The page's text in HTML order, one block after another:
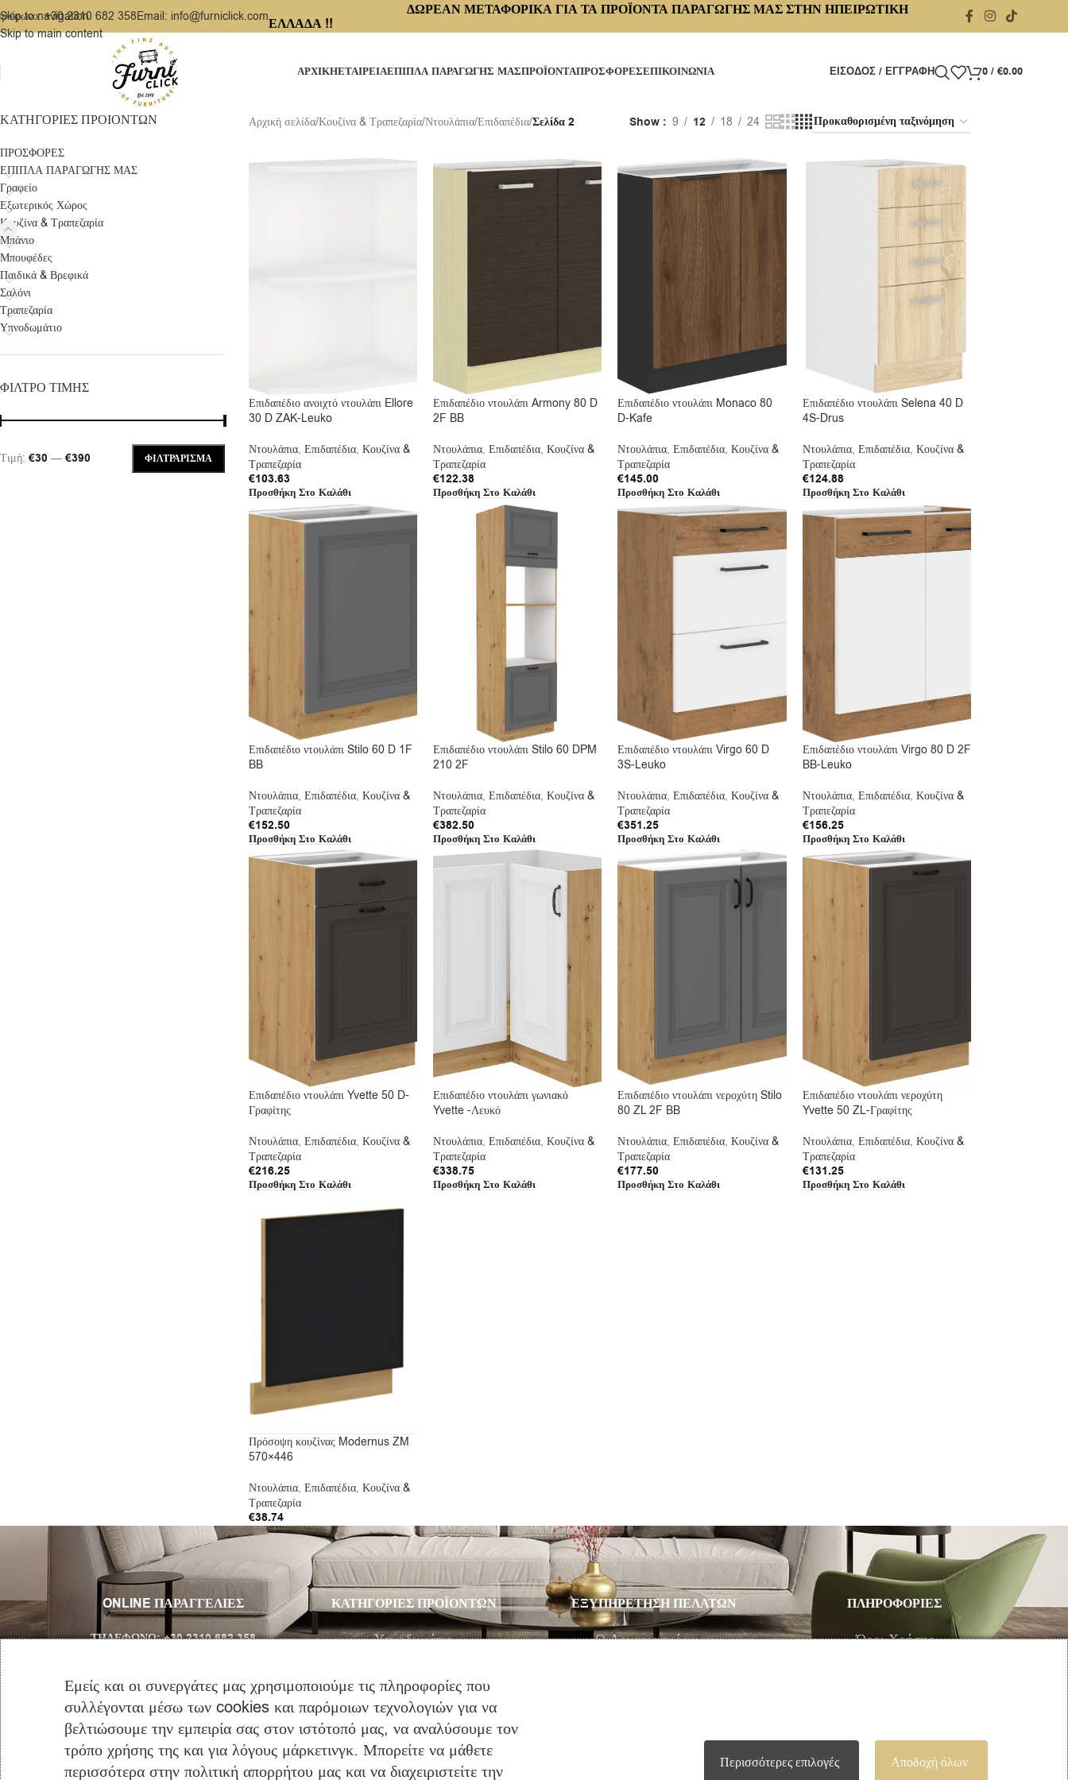
Skip to navigation
Skip to main content
+30 2310 682 358Email: info@furniclick.com
ΔΩΡΕΑΝ ΜΕΤΑΦΟΡΙΚΑ ΓΙΑ ΤΑ ΠΡΟΪΟΝΤΑ ΠΑΡΑΓΩΓΗΣ ΜΑΣ ΣΤΗΝ ΗΠΕΙΡΩΤΙΚΗ
ΕΛΛΑΔΑ !!
ΑΡΧΙΚΗΕΤΑΙΡΕΙΑΕΠΙΠΛΑ ΠΑΡΑΓΩΓΗΣ ΜΑΣΠΡΟΪΟΝΤΑΠΡΟΣΦΟΡΕΣΕΠΙΚΟΙΝΩΝΙΑ ΕΊΣΟΔΟΣ / ΕΓΓΡΑΦΉ 0 / €0.00
ΚΑΤΗΓΟΡΙΕΣ ΠΡΟΙΟΝΤΩΝ
ΠΡΟΣΦΟΡΕΣ
ΕΠΙΠΛΑ ΠΑΡΑΓΩΓΗΣ ΜΑΣ
Γραφείο
Εξωτερικός Χώρος
Κουζίνα & Τραπεζαρία
Μπάνιο
Μπουφέδες
Παιδικά & Βρεφικά
Σαλόνι
Τραπεζαρία
Υπνοδωμάτιο
ΦΙΛΤΡΟ ΤΙΜΗΣ
ΦΙΛΤΡΆΡΙΣΜΑ
Τιμή: €30 — €390
Αρχική σελίδα/Κουζίνα & Τραπεζαρία/Ντουλάπια/Επιδαπέδια/Σελίδα 2 Show 9 12 18 24
Επιδαπέδιο ανοιχτό ντουλάπι Ellore
30 D ZAK-Leuko
Ντουλάπια, Επιδαπέδια, Κουζίνα &
Τραπεζαρία
€103.63
Προσθήκη Στο Καλάθι
Επιδαπέδιο ντουλάπι Armony 80 D
2F BB
Ντουλάπια, Επιδαπέδια, Κουζίνα &
Τραπεζαρία
€122.38
Προσθήκη Στο Καλάθι
Επιδαπέδιο ντουλάπι Monaco 80
D-Kafe
Ντουλάπια, Επιδαπέδια, Κουζίνα &
Τραπεζαρία
€145.00
Προσθήκη Στο Καλάθι
Επιδαπέδιο ντουλάπι Selena 40 D
4S-Drus
Ντουλάπια, Επιδαπέδια, Κουζίνα &
Τραπεζαρία
€124.88
Προσθήκη Στο Καλάθι
Επιδαπέδιο ντουλάπι Stilo 60 D 1F
BB
Ντουλάπια, Επιδαπέδια, Κουζίνα &
Τραπεζαρία
€152.50
Προσθήκη Στο Καλάθι
Επιδαπέδιο ντουλάπι Stilo 60 DPM
210 2F
Ντουλάπια, Επιδαπέδια, Κουζίνα &
Τραπεζαρία
€382.50
Προσθήκη Στο Καλάθι
Επιδαπέδιο ντουλάπι Virgo 60 D
3S-Leuko
Ντουλάπια, Επιδαπέδια, Κουζίνα &
Τραπεζαρία
€351.25
Προσθήκη Στο Καλάθι
Επιδαπέδιο ντουλάπι Virgo 80 D 2F
BB-Leuko
Ντουλάπια, Επιδαπέδια, Κουζίνα &
Τραπεζαρία
€156.25
Προσθήκη Στο Καλάθι
Επιδαπέδιο ντουλάπι Yvette 50 D-
Γραφίτης
Ντουλάπια, Επιδαπέδια, Κουζίνα &
Τραπεζαρία
€216.25
Προσθήκη Στο Καλάθι
Επιδαπέδιο ντουλάπι γωνιακό
Yvette -Λευκό
Ντουλάπια, Επιδαπέδια, Κουζίνα &
Τραπεζαρία
€338.75
Προσθήκη Στο Καλάθι
Επιδαπέδιο ντουλάπι νεροχύτη Stilo
80 ZL 2F BB
Ντουλάπια, Επιδαπέδια, Κουζίνα &
Τραπεζαρία
€177.50
Προσθήκη Στο Καλάθι
Επιδαπέδιο ντουλάπι νεροχύτη
Yvette 50 ZL-Γραφίτης
Ντουλάπια, Επιδαπέδια, Κουζίνα &
Τραπεζαρία
€131.25
Προσθήκη Στο Καλάθι
Πρόσοψη κουζίνας Modernus ZM
570×446
Ντουλάπια, Επιδαπέδια, Κουζίνα &
Τραπεζαρία
€38.74
Προσθήκη Στο Καλάθι
ONLINE ΠΑΡΑΓΓΕΛΙΕΣ
ΤΗΛΈΦΩΝΟ:+30 2310 682 358
ΤΗΛ/ΚΗ ΕΞΥΠΗΡΕΤΗΣΗ
ΔΕΥ-ΠΑΡ: 09:00 – 16:00
ΚΑΤΗΓΟΡΙΕΣ ΠΡΟΪΟΝΤΩΝ
Υπνοδωμάτιο
Παιδικό Δωμάτιο
Στρώματα
Προσφορές
ΕΞΥΠΗΡΕΤΗΣΗ ΠΕΛΑΤΩΝ
Ο Λογαριασμός μου
ΠΛΗΡΟΦΟΡΙΕΣ
Όροι Χρήσης
Εμείς και οι συνεργάτες μας χρησιμοποιούμε τις πληροφορίες που
συλλέγονται μέσω των cookies και παρόμοιων τεχνολογιών για να
βελτιώσουμε την εμπειρία σας στον ιστότοπό μας, να αναλύσουμε τον
τρόπο χρήσης της και για λόγους μάρκετινγκ. Μπορείτε να μάθετε
περισσότερα στην πολιτική απορρήτου μας και να διαχειριστείτε την
Περισσότερες επιλογές Αποδοχή όλων